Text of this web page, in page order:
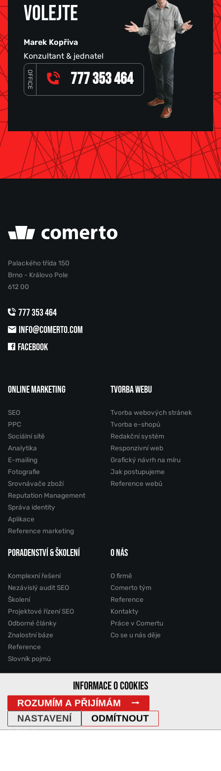
VOLEJTE
Marek Kopřiva
Konzultant & jednatel
OFFICE 777 353 464
Palackého třída 150
Brno - Královo Pole
612 00
777 353 464
INFO@COMERTO.COM
FACEBOOK
ONLINE MARKETING
SEO
PPC
Sociální sítě
Analytika
E-mailing
Fotografie
Srovnávače zboží
Reputation Management
Správa identity
Aplikace
Reference marketing
TVORBA WEBU
Tvorba webových stránek
Tvorba e-shopů
Redakční systém
Responzivní web
Grafický návrh na míru
Jak postupujeme
Reference webů
PORADENSTVÍ & ŠKOLENÍ
Komplexní řešení
Nezávislý audit SEO
Školení
Projektové řízení SEO
Odborné články
Znalostní báze
Reference
Slovník pojmů
O NÁS
O firmě
Comerto tým
Reference
Kontakty
Práce v Comertu
Co se u nás děje
2011 - 2026 © Comerto, s.r.o.
Mapa stránek GDPR Cookies Vyhledávání
IP Adresa
INFORMACE O COOKIES
ROZUMÍM A PŘIJÍMÁM
ODMÍTNOUT
NASTAVENÍ